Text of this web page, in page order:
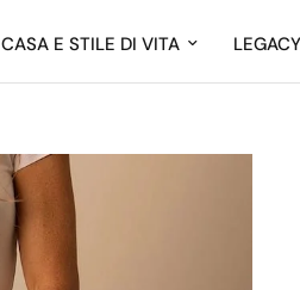
CASA E STILE DI VITA LEGACY